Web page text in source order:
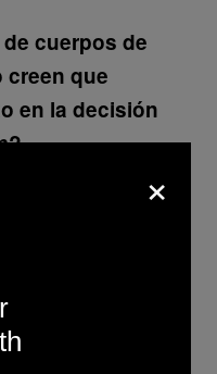
cuerpos de
creen que
en la decisión
con el sexo
En ese sentido
en algo sexual,
o no
×